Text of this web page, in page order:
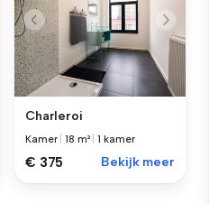
Charleroi
Kamer |18 m² |1 kamer
€ 375 Bekijk meer